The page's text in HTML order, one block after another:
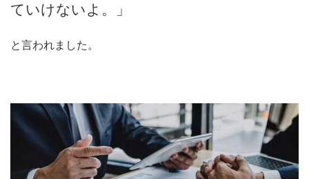
ていけないよ。」
と言われました。